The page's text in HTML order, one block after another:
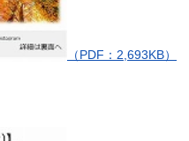
（PDF：2,693KB）